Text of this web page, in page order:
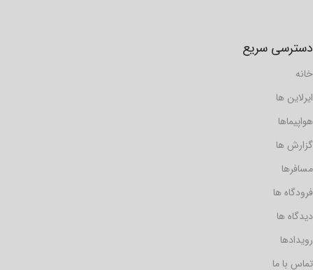
دسترسی سریع
خانه
ایرلاین ها
هواپیماها
گزارش ها
مسافرها
فرودگاه ها
دیدگاه ها
رویدادها
تماس با ما